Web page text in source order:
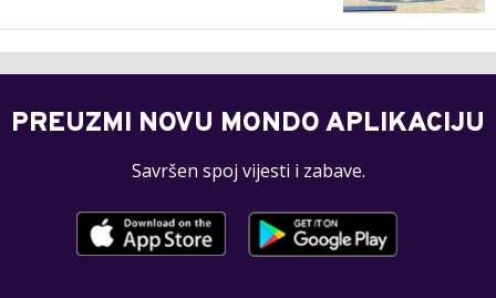
PREUZMI NOVU MONDO APLIKACIJU
Savršen spoj vijesti i zabave.